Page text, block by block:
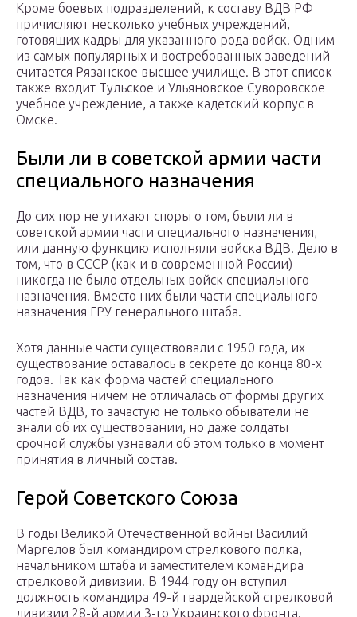
Кроме боевых подразделений, к составу ВДВ РФ
причисляют несколько учебных учреждений,
готовящих кадры для указанного рода войск. Одним
из самых популярных и востребованных заведений
считается Рязанское высшее училище. В этот список
также входит Тульское и Ульяновское Суворовское
учебное учреждение, а также кадетский корпус в
Омске.
Были ли в советской армии части
специального назначения
До сих пор не утихают споры о том, были ли в
советской армии части специального назначения,
или данную функцию исполняли войска ВДВ. Дело в
том, что в СССР (как и в современной России)
никогда не было отдельных войск специального
назначения. Вместо них были части специального
назначения ГРУ генерального штаба.
Хотя данные части существовали с 1950 года, их
существование оставалось в секрете до конца 80-х
годов. Так как форма частей специального
назначения ничем не отличалась от формы других
частей ВДВ, то зачастую не только обыватели не
знали об их существовании, но даже солдаты
срочной службы узнавали об этом только в момент
принятия в личный состав.
Герой Советского Союза
В годы Великой Отечественной войны Василий
Маргелов был командиром стрелкового полка,
начальником штаба и заместителем командира
стрелковой дивизии. В 1944 году он вступил
должность командира 49-й гвардейской стрелковой
дивизии 28-й армии 3-го Украинского фронта.